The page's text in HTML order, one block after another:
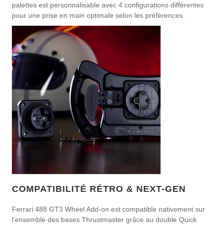
palettes est personnalisable avec 4 configurations différentes
pour une prise en main optimale selon les préférences.
COMPATIBILITÉ RÉTRO & NEXT-GEN
Ferrari 488 GT3 Wheel Add-on est compatible nativement sur
l’ensemble des bases Thrustmaster grâce au double Quick